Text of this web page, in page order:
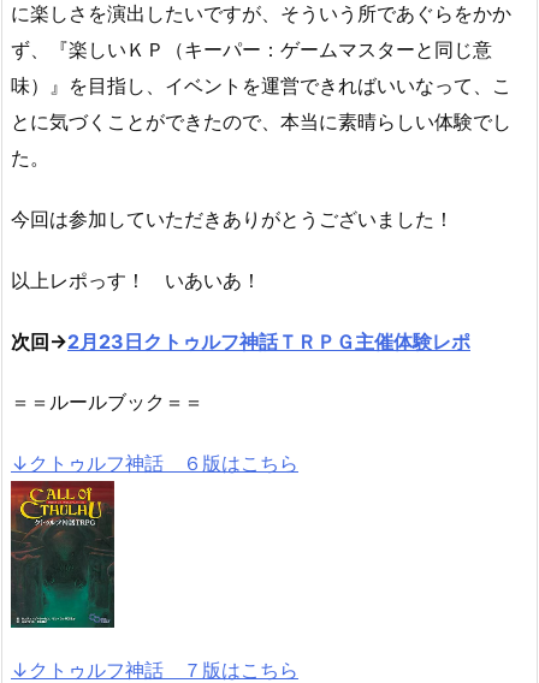
に楽しさを演出したいですが、そういう所であぐらをかか
ず、『楽しいＫＰ（キーパー：ゲームマスターと同じ意
味）』を目指し、イベントを運営できればいいなって、こ
とに気づくことができたので、本当に素晴らしい体験でし
た。
今回は参加していただきありがとうございました！
以上レポっす！ いあいあ！
次回→2月23日クトゥルフ神話ＴＲＰＧ主催体験レポ
＝＝ルールブック＝＝
↓クトゥルフ神話 ６版はこちら
↓クトゥルフ神話 ７版はこちら